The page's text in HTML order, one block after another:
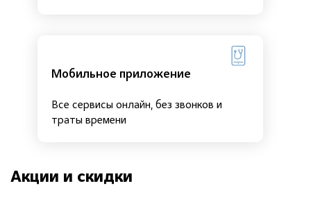
Мобильное приложение
Все сервисы онлайн, без звонков и
траты времени
Акции и скидки